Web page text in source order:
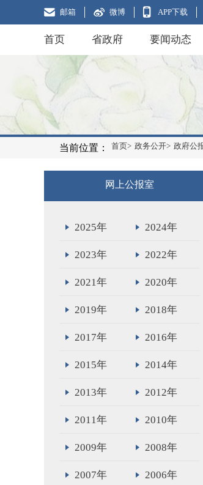
邮箱 微博 APP下载
首页 省政府 要闻动态
当前位置： 首页> 政务公开> 政府公
网上公报室
2025年 2024年
2023年 2022年
2021年 2020年
2019年 2018年
2017年 2016年
2015年 2014年
2013年 2012年
2011年 2010年
2009年 2008年
2007年 2006年